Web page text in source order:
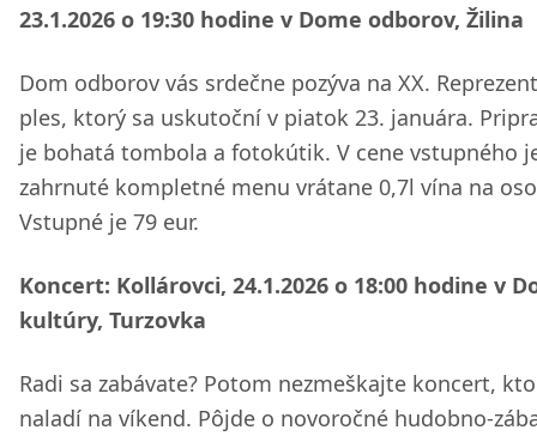
23.1.2026 o 19:30 hodine v Dome odborov, Žilina
Dom odborov vás srdečne pozýva na XX.
ples, ktorý sa uskutoční v piatok 23. januára.
je bohatá tombola a fotokútik. V cene vstupného
zahrnuté kompletné menu vrátane 0,7l vína na
Vstupné je 79 eur.
Koncert: Kollárovci, 24.1.2026 o 18:00 hodine v
kultúry, Turzovka
Radi sa zabávate? Potom nezmeškajte koncert,
naladí na víkend. Pôjde o novoročné hudobno-